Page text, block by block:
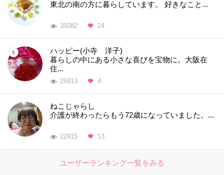
東北の南の方に暮らしています。 好きなこと...
35082 24
ハッピー(小寺 洋子)
暮らしの中にある小さな喜びを宝物に。大阪在
住...
25913 4
ねこじゃらし
介護が終わったらもう72歳になっていました。...
22915 13
ユーザーランキング一覧をみる